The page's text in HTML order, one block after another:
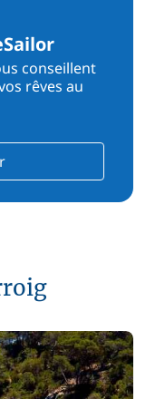
conseillent
rêves au